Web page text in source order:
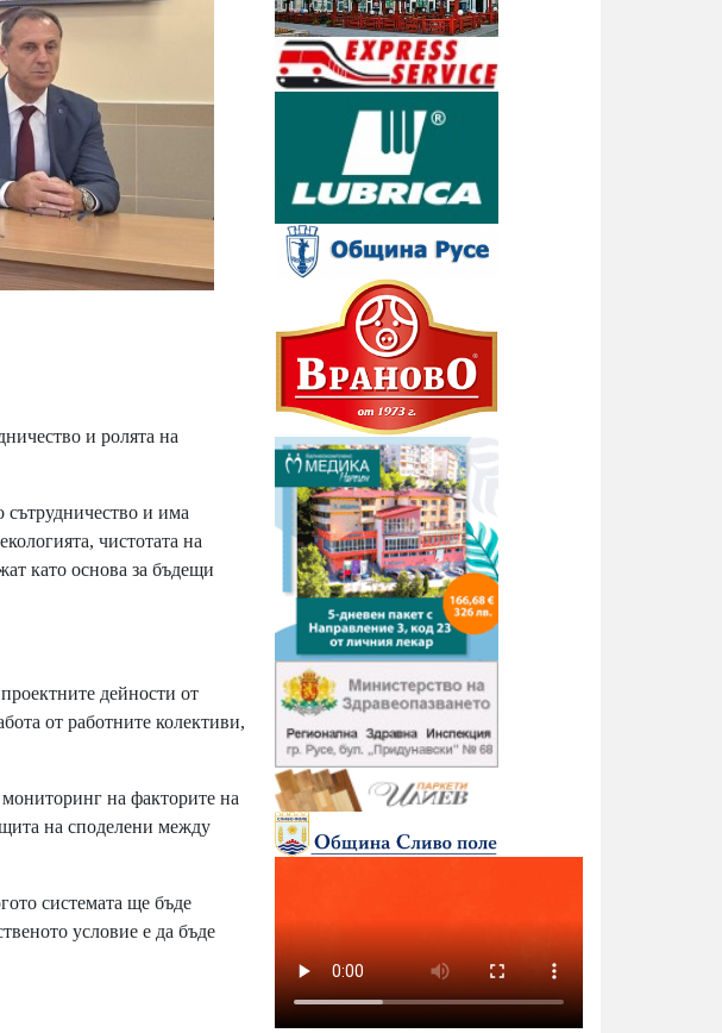
и ролята на
сътрудничество и има
чистотата на
като основа за бъдещи
дейности от
от работните колективи,
на факторите на
на споделени между
системата ще бъде
условие е да бъде